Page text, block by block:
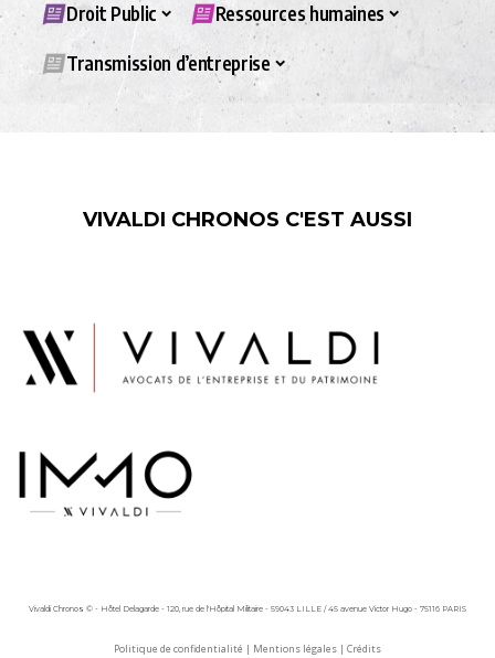
Droit Public Ressources humaines
Transmission d’entreprise
VIVALDI CHRONOS C'EST AUSSI
Vivaldi Chronos © - Hôtel Delagarde - 120, rue de l'Hôpital Militaire - 59043 LILLE / 45 avenue Victor Hugo - 75116 PARIS
Politique de confidentialité | Mentions légales | Crédits